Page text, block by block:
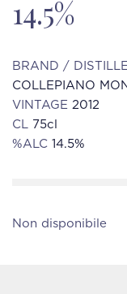
14.5%
BRAND /
COLLEPIANO
VINTAGE 2012
CL 75cl
%ALC 14.5%
Non disponibile